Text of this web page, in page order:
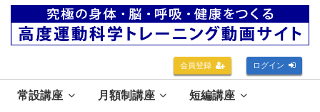
会員登録 ログイン
常設講座 月額制講座
短編講座